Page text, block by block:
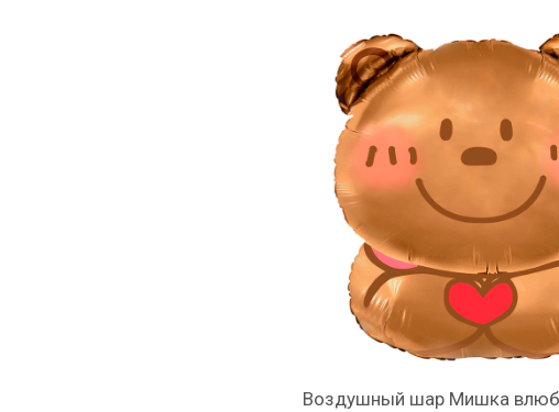
Воздушный шар Мишка